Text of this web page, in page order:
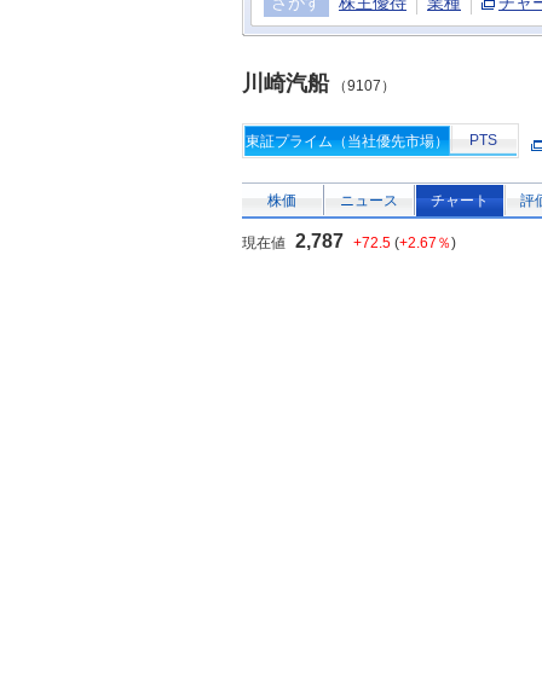
川崎汽船（9107）
東証プライム（当社優先市場） PTS
株価 ニュース チャート 評
現在値 2,787 +72.5 (+2.67％)